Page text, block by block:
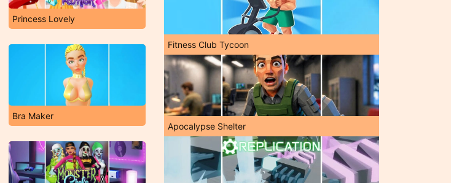
Princess Lovely
Bra Maker
Fitness Club Tycoon
Apocalypse Shelter